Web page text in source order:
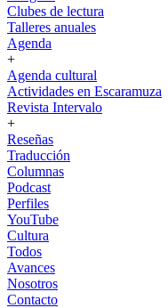
Clubes de lectura
Talleres anuales
Agenda
+
Agenda cultural
Actividades en Escaramuza
Revista Intervalo
+
Reseñas
Traducción
Columnas
Podcast
Perfiles
YouTube
Cultura
Todos
Avances
Nosotros
Contacto